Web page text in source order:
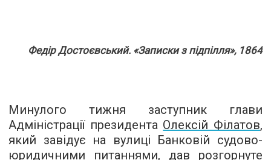
Федір Достоєвський. «Записки з підпілля», 1864
Минулого тижня заступник глави
Адміністрації президента Олексій Філатов,
який завідує на вулиці Банковій судово-
юридичними питаннями, дав розгорнуте